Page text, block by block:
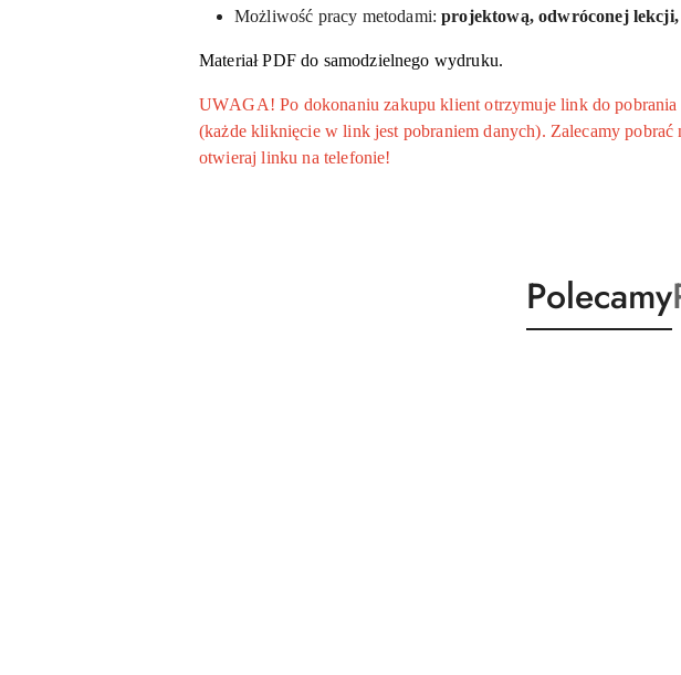
Możliwość pracy metodami:projektową, odwróconej
Materiał PDF do samodzielnego wydruku.
UWAGA! Po dokonaniu zakupu klient otrzymuje link do
(każde kliknięcie w link jest pobraniem danych). Zalecamy
otwieraj linku na telefonie!
Produkty
o
Polecamy
o